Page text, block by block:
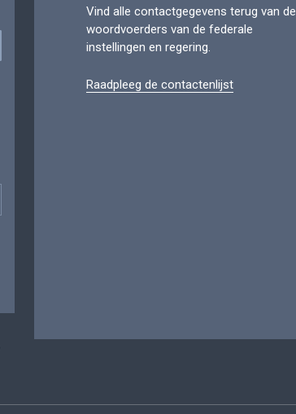
Vind alle contactgegevens terug van de
woordvoerders van de federale
instellingen en regering.
Raadpleeg de contactenlijst